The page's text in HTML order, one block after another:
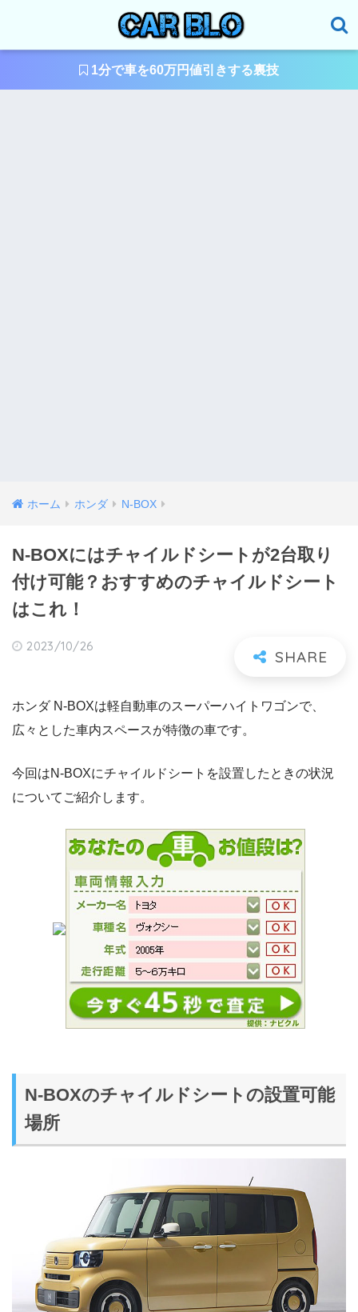
1分で車を60万円値引きする裏技
ホーム ホンダ N-BOX
N-BOXにはチャイルドシートが2台取り
付け可能？おすすめのチャイルドシート
はこれ！
2023/10/26
ホンダ N-BOXは軽自動車のスーパーハイトワゴンで、
広々とした車内スペースが特徴の車です。
今回はN-BOXにチャイルドシートを設置したときの状況
についてご紹介します。
N-BOXのチャイルドシートの設置可能
場所